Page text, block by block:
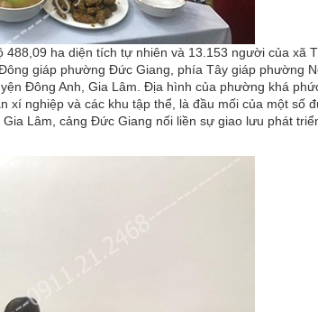
ha diện tích tự nhiên và 13.153 người của xã
giáp phường Đức Giang, phía Tây giáp phường
Đông Anh, Gia Lâm. Địa hình của phường khá
xí nghiệp và các khu tập thể, là đầu mối của một số
Lâm, cảng Đức Giang nối liền sự giao lưu phát